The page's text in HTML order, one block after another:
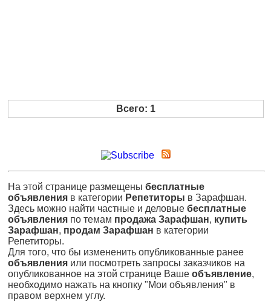
Всего: 1
На этой странице размещены бесплатные
объявления в категории Репетиторы в Зарафшан.
Здесь можно найти частные и деловые бесплатные
объявления по темам продажа Зарафшан, купить
Зарафшан, продам Зарафшан в категории
Репетиторы.
Для того, что бы измененить опубликованные ранее
объявления или посмотреть запросы заказчиков на
опубликованное на этой странице Ваше объявление,
необходимо нажать на кнопку "Мои объявления" в
правом верхнем углу.